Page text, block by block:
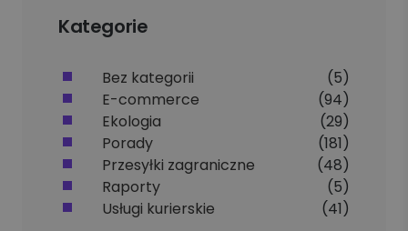
Kategorie
Bez kategorii
(5)
E-commerce
(94)
Ekologia
(29)
Porady
(181)
Przesyłki zagraniczne
(48)
Raporty
(5)
Usługi kurierskie
(41)